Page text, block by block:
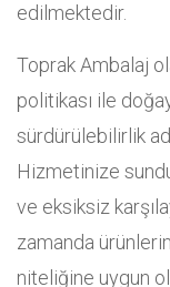
edilmektedir.
Toprak Ambalaj
politikası ile
sürdürülebilirlik
Hizmetinize
ve eksiksiz
zamanda
niteliğine uygun